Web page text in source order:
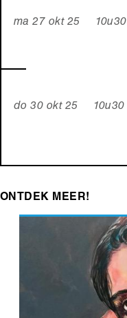
ma 27 okt 25 10u30
do 30 okt 25 10u30
ONTDEK MEER!